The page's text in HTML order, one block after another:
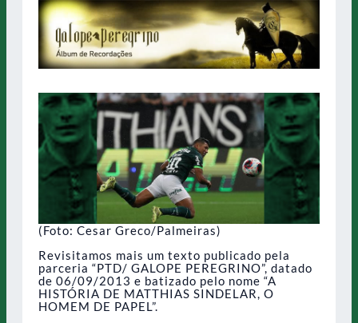
(Foto: Cesar Greco/Palmeiras)
Revisitamos mais um texto publicado pela
parceria “PTD/ GALOPE PEREGRINO”, datado
de 06/09/2013 e batizado pelo nome “A
HISTÓRIA DE MATTHIAS SINDELAR, O
HOMEM DE PAPEL”.